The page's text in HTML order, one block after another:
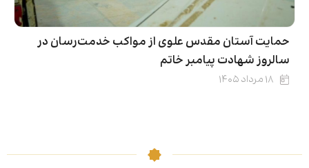
حمایت آستان مقدس علوی از مواکب خدمت‌رسان در
سالروز شهادت پیامبر خاتم
۱۸ مرداد ۱۴۰۵